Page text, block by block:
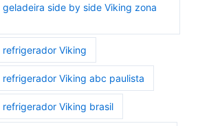
side by side Viking zona
Viking
Viking abc paulista
Viking brasil